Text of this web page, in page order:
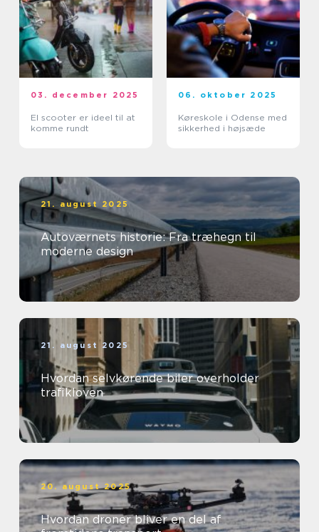
03. december 2025
El scooter er ideel til at
komme rundt
06. oktober 2025
Køreskole i Odense med
sikkerhed i højsæde
21. august 2025
Autoværnets historie: Fra træhegn til
moderne design
21. august 2025
Hvordan selvkørende biler overholder
trafikloven
20. august 2025
Hvordan droner bliver en del af